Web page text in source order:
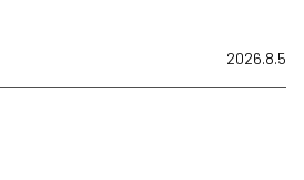
2026.8.5